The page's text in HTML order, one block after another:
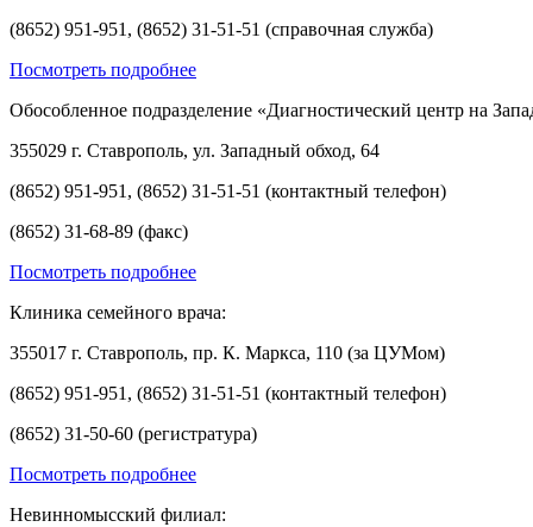
(8652) 951-951, (8652) 31-51-51 (справочная служба)
Посмотреть подробнее
Обособленное подразделение «Диагностический центр на
355029 г. Ставрополь, ул. Западный обход, 64
(8652) 951-951, (8652) 31-51-51 (контактный телефон)
(8652) 31-68-89 (факс)
Посмотреть подробнее
Клиника семейного врача:
355017 г. Ставрополь, пр. К. Маркса, 110 (за ЦУМом)
(8652) 951-951, (8652) 31-51-51 (контактный телефон)
(8652) 31-50-60 (регистратура)
Посмотреть подробнее
Невинномысский филиал: